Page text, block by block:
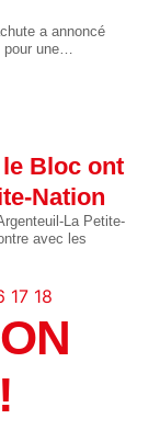
a annoncé
une…
Bloc ont
Nation
La Petite-
avec les
17 18